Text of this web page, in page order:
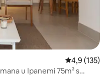
Prosječna
4,9 (135)
u Ipanemi 75m² s